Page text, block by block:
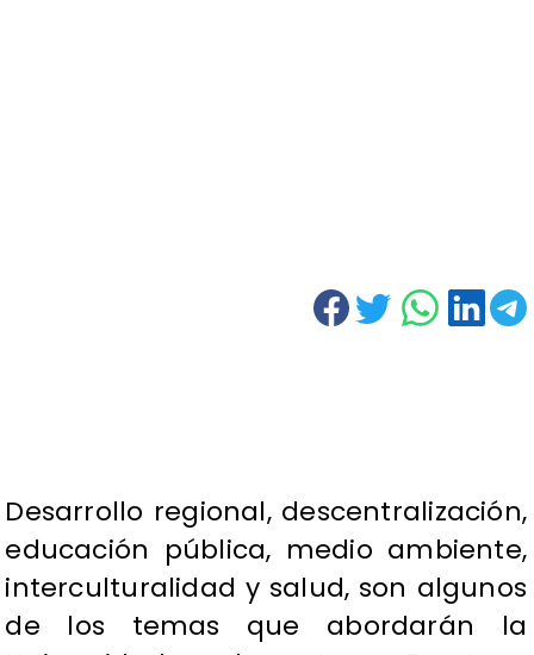
Desarrollo regional, descentralización,
educación pública, medio ambiente,
interculturalidad y salud, son algunos
de los temas que abordarán la